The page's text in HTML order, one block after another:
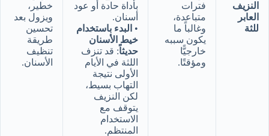
النزيف
العابر
للثة
فترات
متباعدة،
وغالباً ما
يكون سببه
خارجيًّا
ومؤقتًا.
بأداة حادة أو عود
أسنان.
• البدء باستخدام
خيط الأسنان
حديثاً: قد تنزف
اللثة في الأيام
الأولى نتيجة
التهاب بسيط،
لكن النزيف
يتوقف مع
الاستخدام
المنتظم.
خطير،
ويزول بعد
تحسين
طريقة
تنظيف
الأسنان.